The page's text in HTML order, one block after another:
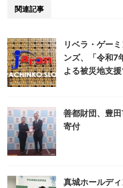
関連記事
リベラ・ゲー
ンズ、「令和7
よる被災地支
善都財団、豊
寄付
真城ホールデ